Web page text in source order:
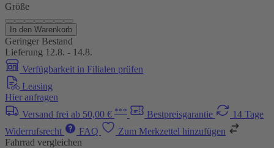
Größe
In den Warenkorb
Geringer Bestand
Lieferung 12.8. - 14.8.
Verfügbarkeit in Filialen prüfen
Leasing
Hier anfragen
Versand frei ab 50,00 € *** Bestpreisgarantie
14 Tage
Widerrufsrecht
FAQ
Zum Merkzettel hinzufügen
Fahrrad vergleichen